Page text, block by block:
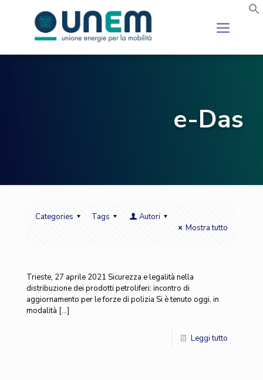
e-Das
Categories Tags
Autori
Mostra tutto
Trieste, 27 aprile 2021 Sicurezza e legalità nella
distribuzione dei prodotti petroliferi: incontro di
aggiornamento per le forze di polizia Si è tenuto oggi, in
modalità […]
Leggi tutto